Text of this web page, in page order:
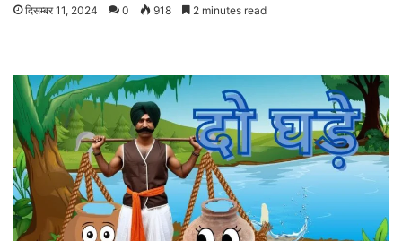
दिसम्बर 11, 2024 0 918 2 minutes read